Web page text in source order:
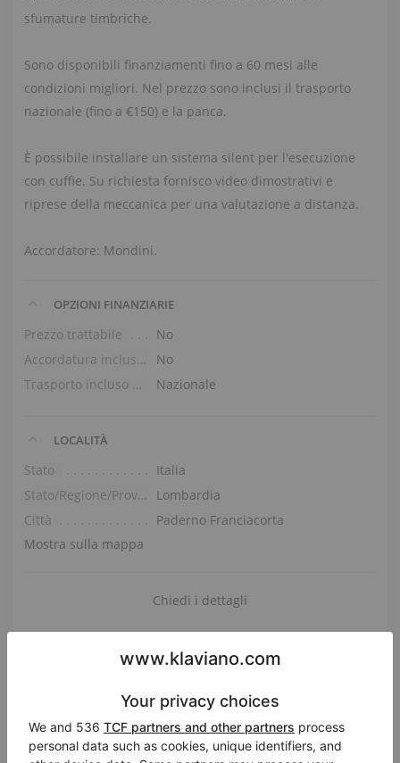
sfumature timbriche.
Sono disponibili finanziamenti fino a 60 mesi alle
condizioni migliori. Nel prezzo sono inclusi il trasporto
nazionale (fino a €150) e la panca.
È possibile installare un sistema silent per l'esecuzione
con cuffie. Su richiesta fornisco video dimostrativi e
riprese della meccanica per una valutazione a distanza.
Accordatore: Mondini.
OPZIONI FINANZIARIE
Prezzo trattabile
No
Accordatura inclusa nel prezzo
No
Trasporto incluso nel prezzo (piano terra)
Nazionale
LOCALITÀ
Stato
Italia
Stato/Regione/Provincia
Lombardia
Città
Paderno Franciacorta
Mostra sulla mappa
Chiedi i dettagli
Condividi
Twitter LinkedIn
Pinterest WhatsApp